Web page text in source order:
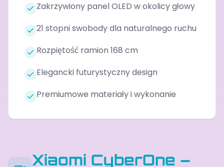
Zakrzywiony panel OLED w okolicy głowy
21 stopni swobody dla naturalnego ruchu
Rozpiętość ramion 168 cm
Elegancki futurystyczny design
Premiumowe materiały i wykonanie
Xiaomi CyberOne –